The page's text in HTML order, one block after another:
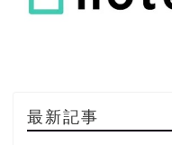
最新記事